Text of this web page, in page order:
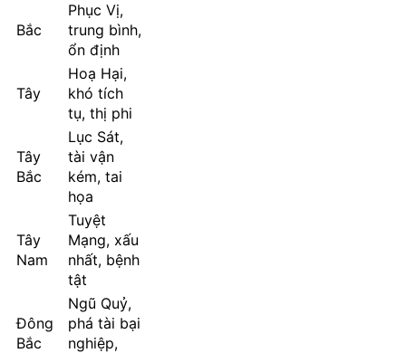
Bắc
Phục Vị,
trung bình,
ổn định
Tây
Hoạ Hại,
khó tích
tụ, thị phi
Tây
Bắc
Lục Sát,
tài vận
kém, tai
họa
Tây
Nam
Tuyệt
Mạng, xấu
nhất, bệnh
tật
Đông
Bắc
Ngũ Quỷ,
phá tài bại
nghiệp,